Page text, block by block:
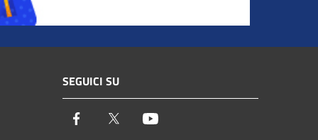
SEGUICI SU
Facebook Twitter